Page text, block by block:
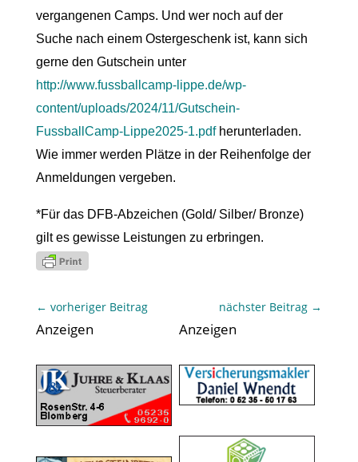
vergangenen Camps. Und wer noch auf der
Suche nach einem Ostergeschenk ist, kann sich
gerne den Gutschein unter
http://www.fussballcamp-lippe.de/wp-
content/uploads/2024/11/Gutschein-
FussballCamp-Lippe2025-1.pdfherunterladen.
Wie immer werden Plätze in der Reihenfolge der
Anmeldungen vergeben.
*Für das DFB-Abzeichen (Gold/ Silber/ Bronze)
gilt es gewisse Leistungen zu erbringen.
← vorheriger Beitrag nächster Beitrag →
Anzeigen Anzeigen